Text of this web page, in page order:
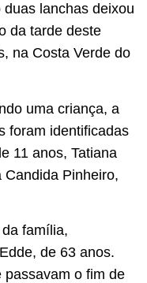
lanchas deixou
da tarde deste
na Costa Verde do
uma criança, a
foram identificadas
11 anos, Tatiana
Candida Pinheiro,
família,
de 63 anos.
passavam o fim de